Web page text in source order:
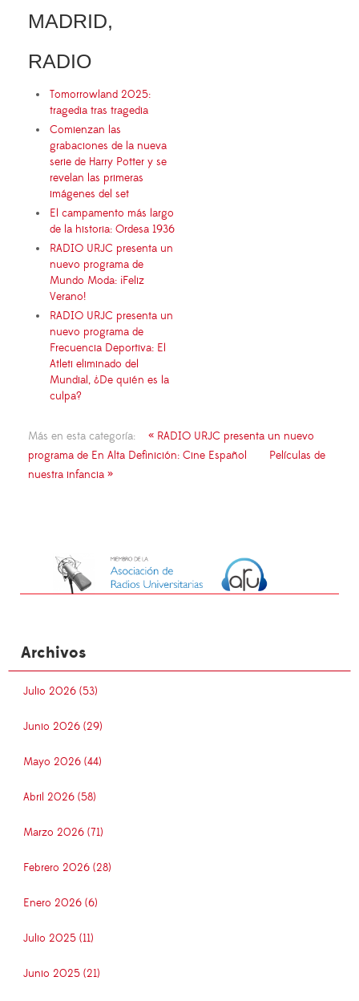
MADRID,
RADIO
Tomorrowland 2025:
tragedia tras tragedia
Comienzan las
grabaciones de la nueva
serie de Harry Potter y se
revelan las primeras
imágenes del set
El campamento más largo
de la historia: Ordesa 1936
RADIO URJC presenta un
nuevo programa de
Mundo Moda: ¡Feliz
Verano!
RADIO URJC presenta un
nuevo programa de
Frecuencia Deportiva: El
Atleti eliminado del
Mundial, ¿De quién es la
culpa?
Más en esta categoría:
« RADIO URJC presenta un nuevo
programa de En Alta Definición: Cine Español
Películas de
nuestra infancia »
Archivos
Julio 2026 (53)
Junio 2026 (29)
Mayo 2026 (44)
Abril 2026 (58)
Marzo 2026 (71)
Febrero 2026 (28)
Enero 2026 (6)
Julio 2025 (11)
Junio 2025 (21)